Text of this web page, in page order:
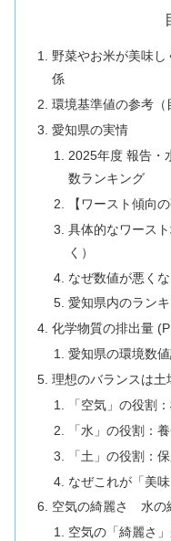
野菜やお米が美味
係
環境基準値の参考（
愛知県の実情
2025年度 報告・
数ランキング
【ワースト傾向
具体的なワース
く）
なぜ数値が悪く
愛知県内のラン
化学物質の排出量
愛知県の環境数
理想のバランスは土
「空気」の役割
「水」の役割：
「土」の役割：
なぜこれが「美
空気の綺麗さ 水の
空気の「綺麗さ